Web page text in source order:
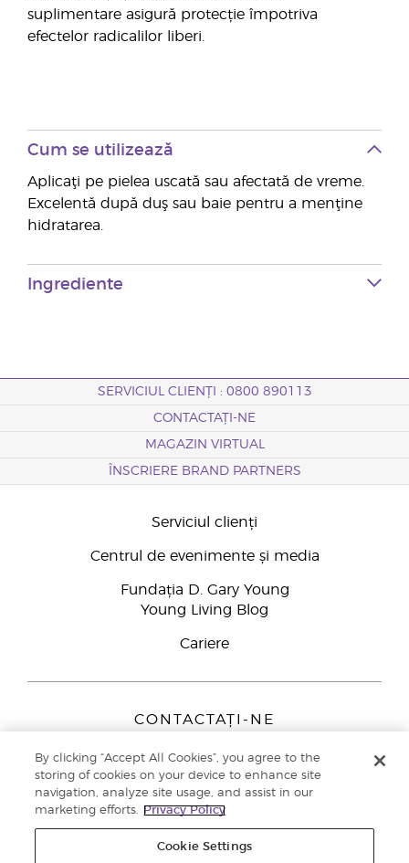
suplimentare asigură protecție împotriva
efectelor radicalilor liberi.
Cum se utilizează
Aplicaţi pe pielea uscată sau afectată de vreme.
Excelentă după duş sau baie pentru a menţine
hidratarea.
Ingrediente
SERVICIUL CLIENȚI : 0800 890113
CONTACTAȚI-NE
MAGAZIN VIRTUAL
ÎNSCRIERE BRAND PARTNERS
Serviciul clienți
Centrul de evenimente și media
Fundația D. Gary Young
Young Living Blog
Cariere
CONTACTAȚI-NE
Peizerweg 97
9727 AJ Groningen
Netherlands
Înscriere Brand Partners0800 890113
By clicking “Accept All Cookies”, you agree to the
storing of cookies on your device to enhance site
navigation, analyze site usage, and assist in our
marketing efforts.
Privacy Policy
Cookie Settings